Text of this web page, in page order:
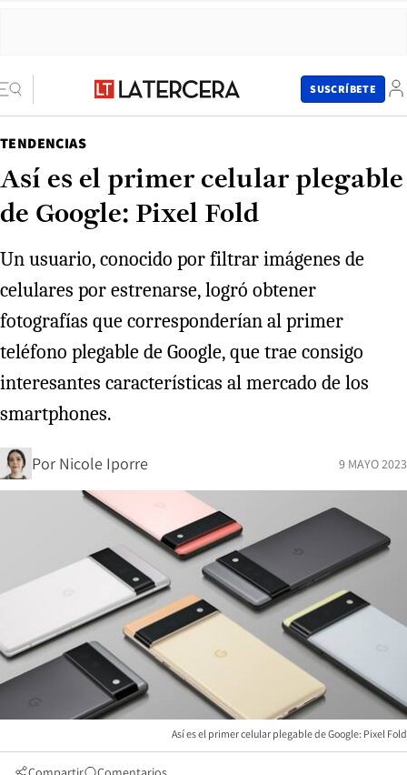
SUSCRÍBETE
TENDENCIAS
Así es el primer celular plegable
de Google: Pixel Fold
Un usuario, conocido por filtrar imágenes de
celulares por estrenarse, logró obtener
fotografías que corresponderían al primer
teléfono plegable de Google, que trae consigo
interesantes características al mercado de los
smartphones.
Por Nicole Iporre 9 MAYO 2023
Así es el primer celular plegable de Google: Pixel Fold